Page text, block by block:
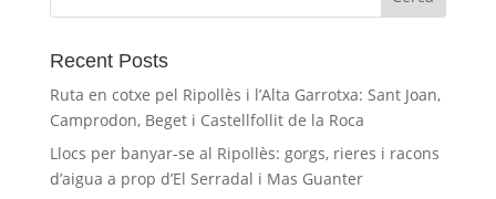
Recent Posts
Ruta en cotxe pel Ripollès i l’Alta Garrotxa: Sant Joan,
Camprodon, Beget i Castellfollit de la Roca
Llocs per banyar-se al Ripollès: gorgs, rieres i racons
d’aigua a prop d’El Serradal i Mas Guanter